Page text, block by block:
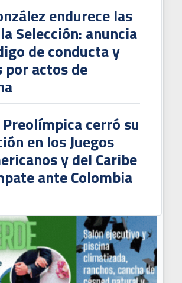
endurece las
Selección: anuncia
de conducta y
por actos de
cerró su
en los Juegos
y del Caribe
ante Colombia